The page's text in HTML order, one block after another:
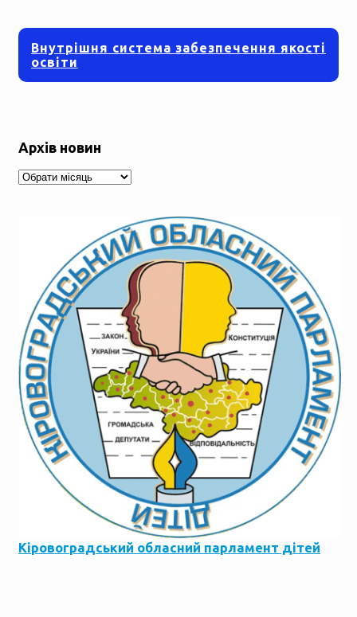
Внутрішня система забезпечення якості
освіти
Архів новин
Архів
новин
Кіровоградський обласний парламент дітей